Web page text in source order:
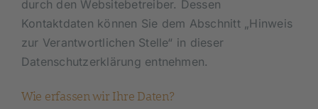
durch den Websitebetreiber. Dessen
Kontaktdaten können Sie dem Abschnitt „Hinweis
zur Verantwortlichen Stelle“ in dieser
Datenschutzerklärung entnehmen.
Wie erfassen wir Ihre Daten?